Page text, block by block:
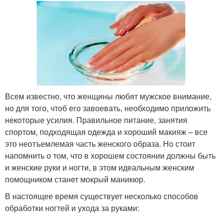
Всем известно, что женщины любят мужское внимание,
но для того, чтоб его завоевать, необходимо приложить
некоторые усилия. Правильное питание, занятия
спортом, подходящая одежда и хороший макияж – все
это неотъемлемая часть женского образа. Но стоит
напомнить о том, что в хорошем состоянии должны быть
и женские руки и ногти, в этом идеальным женским
помощником станет мокрый маникюр.
В настоящее время существует несколько способов
обработки ногтей и ухода за руками: